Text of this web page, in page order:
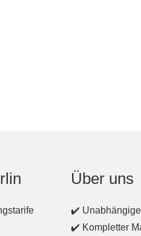
Über uns
✔️
✔️ Kompletter